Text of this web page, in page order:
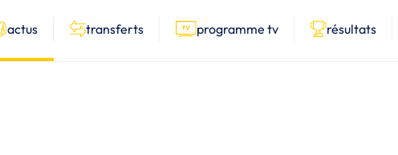
actus transferts programme tv résultats